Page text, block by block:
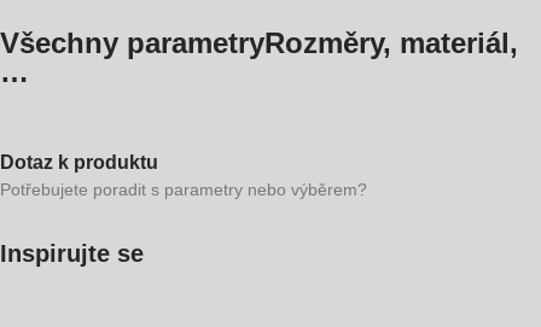
Všechny parametryRozměry, materiál,
…
Dotaz k produktu
Potřebujete poradit s parametry nebo výběrem?
Inspirujte se